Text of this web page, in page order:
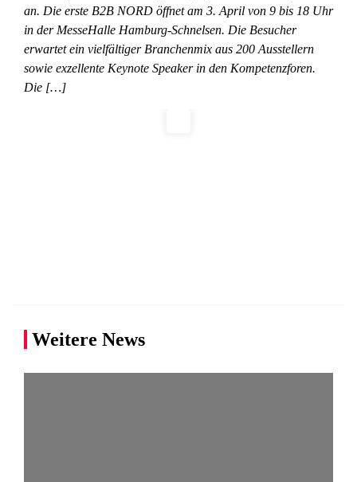
an. Die erste B2B NORD öffnet am 3. April von 9 bis 18 Uhr
in der MesseHalle Hamburg-Schnelsen. Die Besucher
erwartet ein vielfältiger Branchenmix aus 200 Ausstellern
sowie exzellente Keynote Speaker in den Kompetenzforen.
Die […]
Weitere News